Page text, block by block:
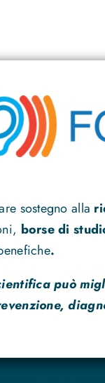
sostegno alla
borse di
.
può